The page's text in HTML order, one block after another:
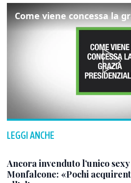
LEGGI ANCHE
Ancora invenduto l’unico
Monfalcone: «Pochi